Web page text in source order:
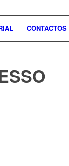
CONTACTOS